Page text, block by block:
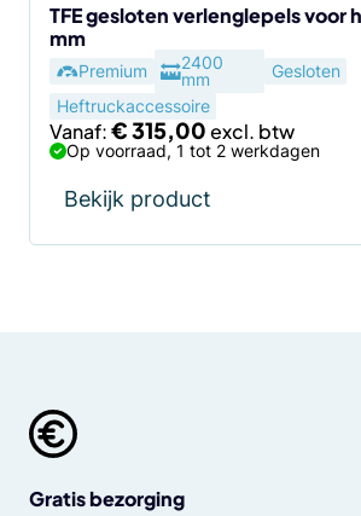
TFE gesloten verlenglepels
mm
Premium
2400
mm
Gesloten
Heftruckaccessoire
Vanaf:€315,00
Op voorraad, 1 tot 2 werkdagen
Bekijk product
de
productpagina
Gratis bezorging